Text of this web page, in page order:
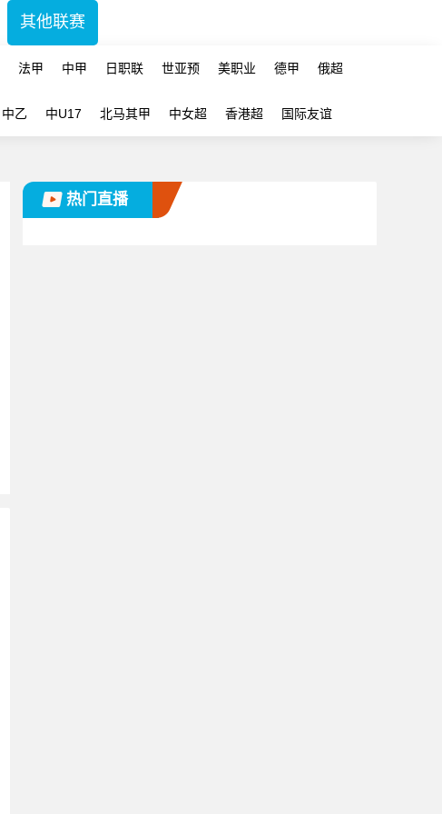
其他联赛
法甲 中甲 日职联 世亚预 美职业 德甲 俄超
中乙 中U17 北马其甲 中女超 香港超 国际友谊
热门直播